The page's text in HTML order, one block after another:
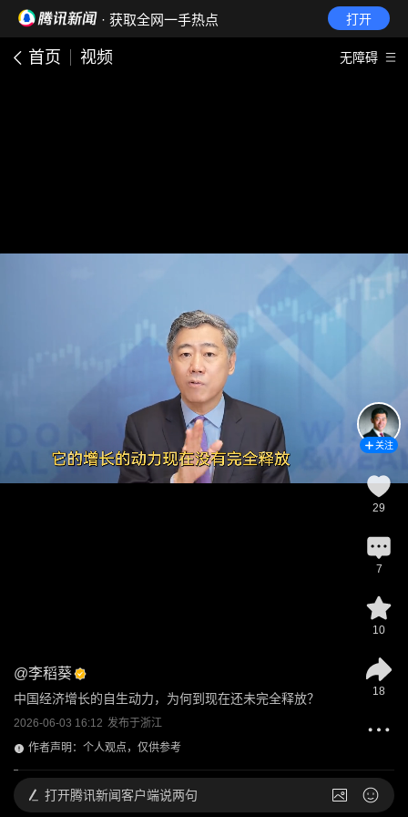
· 获取全网一手热点 打开
首页 视频 无障碍
@李稻葵
中国经济增长的自生动力，为何到现在还未完全释放？
2026-06-03 16:12 发布于浙江
作者声明：个人观点，仅供参考
关注
29
7
10
18
打开腾讯新闻客户端说两句